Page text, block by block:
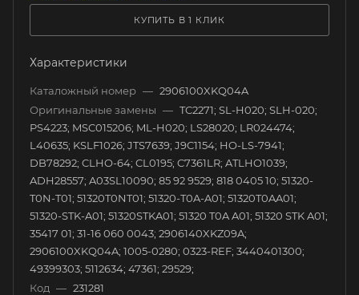
КУПИТЬ В 1 КЛИК
Характеристики
Каталожный номер — 2906100XKQ04A
Оригинальные замены — TC2271; SL-H020; SLH-020;
PS4223; MSC015206; ML-H020; LS28020; LR024474;
L40635; KSLF1026; JTS7639; J9C1154; HO-LS-7941;
DB78292; CLHO-64; CL0195; C7361LR; ATLHO1039;
ADH28557; A03SL10090; 85 92 9529; 818 0405 10; 51320-
T0N-T01; 51320T0NT01; 51320-T0A-A01; 51320T0AA01;
51320-STK-A01; 51320STKA01; 51320 T0A A01; 51320 STK A01;
35417 01; 31-16 060 0043; 2906140XKZ09A;
2906100XKQ04A; 1005-0280; 0323-REF; 3440401300;
49399303; 5112634; 47361; 29529;
Код — 231281